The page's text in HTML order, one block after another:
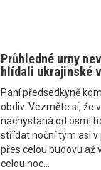
Průhledné urny
hlídali ukrajinské
Paní předsedkyně
obdiv. Vezměte si, že
nachystaná od osmi
střídat noční tým asi v
přes celou budovu až
celou noc...